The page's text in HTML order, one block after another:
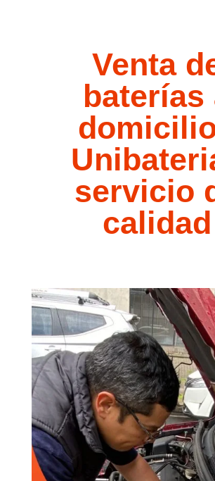
Venta
baterías
servicio
calidad